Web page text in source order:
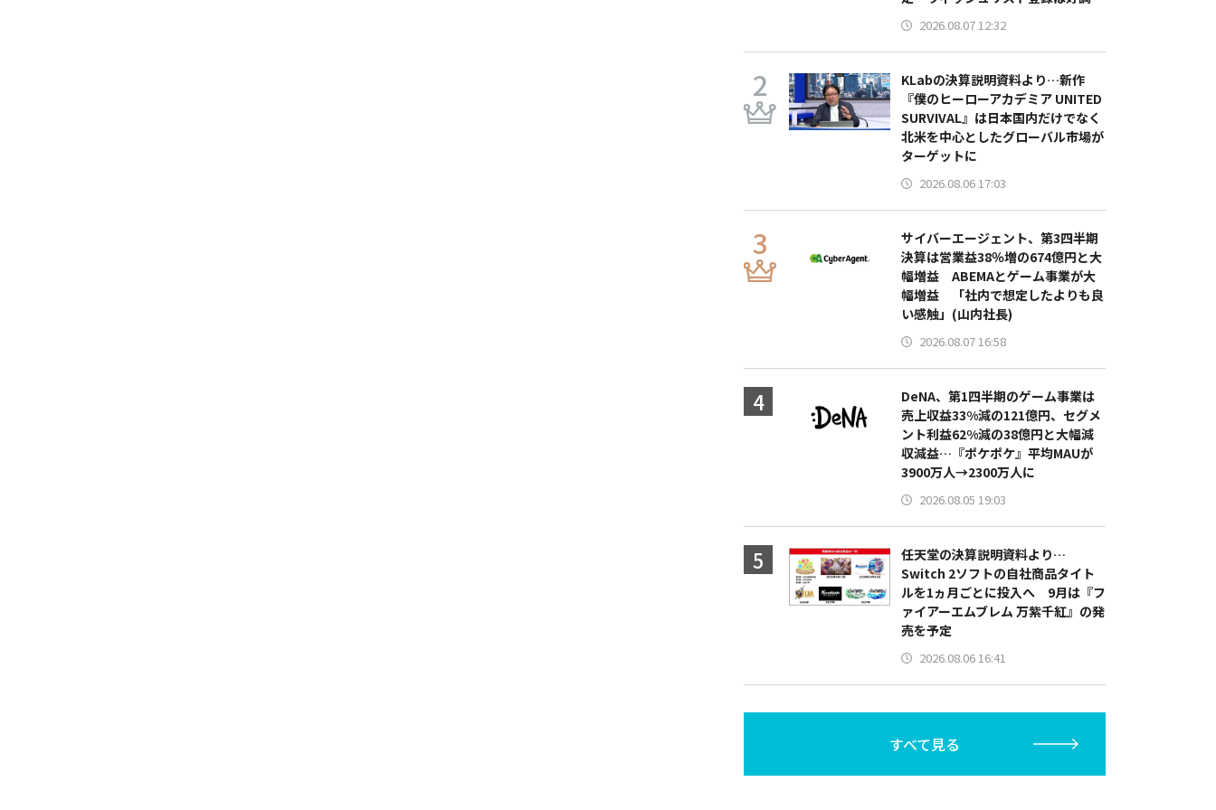
2026.08.07 12:32
KLabの決算説明資料より…新作
『僕のヒーローアカデミア UNITED
SURVIVAL』は日本国内だけでなく
北米を中心としたグローバル市場が
ターゲットに
2026.08.06 17:03
サイバーエージェント、第3四半期
決算は営業益38％増の674億円と大
幅増益 ABEMAとゲーム事業が大
幅増益 「社内で想定したよりも良
い感触」(山内社長)
2026.08.07 16:58
DeNA、第1四半期のゲーム事業は
売上収益33%減の121億円、セグメ
ント利益62%減の38億円と大幅減
収減益…『ポケポケ』平均MAUが
3900万人→2300万人に
2026.08.05 19:03
任天堂の決算説明資料より…
Switch 2ソフトの自社商品タイト
ルを1ヵ月ごとに投入へ 9月は『フ
ァイアーエムブレム 万紫千紅』の発
売を予定
2026.08.06 16:41
すべて見る